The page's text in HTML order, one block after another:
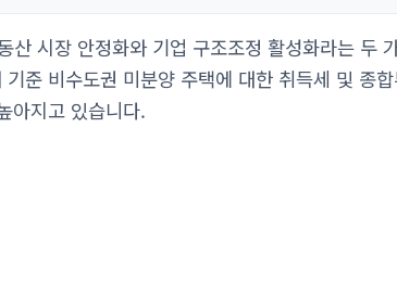
산 시장 안정화와 기업 구조조정 활성화라는 두
준 비수도권 미분양 주택에 대한 취득세 및 종
아지고 있습니다.